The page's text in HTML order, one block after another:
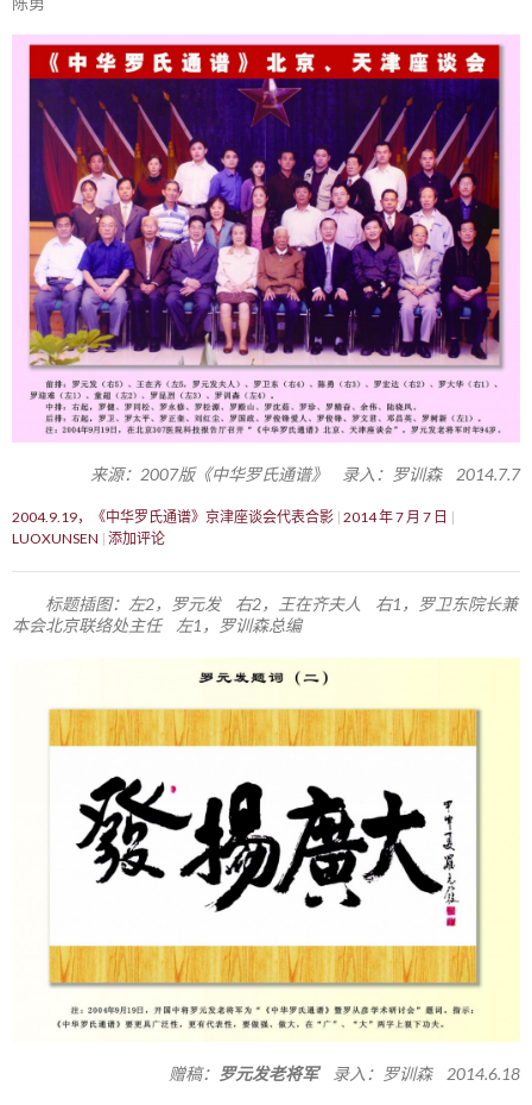
来源：2007版《中华罗氏通谱》 录入：罗训森 2014.7.7
2004.9.19，《中华罗氏通谱》京津座谈会代表合影 2014 年 7 月 7 日
LUOXUNSEN 添加评论
标题插图：左2，罗元发 右2，王在齐夫人 右1，罗卫东院长兼
本会北京联络处主任 左1，罗训森总编
赠稿： 罗元发老将军录入：罗训森 2014.6.18